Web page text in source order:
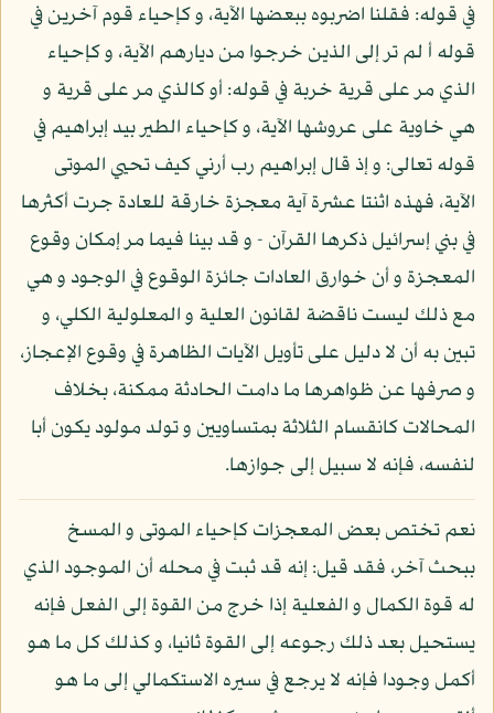
في قوله: فقلنا اضربوه ببعضها الآية، و كإحياء قوم آخرين في
قوله أ لم تر إلى الذين خرجوا من ديارهم الآية، و كإحياء
الذي مر على قرية خربة في قوله: أو كالذي مر على قرية و
هي خاوية على عروشها الآية، و كإحياء الطير بيد إبراهيم في
قوله تعالى: و إذ قال إبراهيم رب أرني كيف تحيي الموتى
الآية، فهذه اثنتا عشرة آية معجزة خارقة للعادة جرت أكثرها
في بني إسرائيل ذكرها القرآن - و قد بينا فيما مر إمكان وقوع
المعجزة و أن خوارق العادات جائزة الوقوع في الوجود و هي
مع ذلك ليست ناقضة لقانون العلية و المعلولية الكلي، و
تبين به أن لا دليل على تأويل الآيات الظاهرة في وقوع الإعجاز،
و صرفها عن ظواهرها ما دامت الحادثة ممكنة، بخلاف
المحالات كانقسام الثلاثة بمتساويين و تولد مولود يكون أبا
لنفسه، فإنه لا سبيل إلى جوازها.
نعم تختص بعض المعجزات كإحياء الموتى و المسخ
ببحث آخر، فقد قيل: إنه قد ثبت في محله أن الموجود الذي
له قوة الكمال و الفعلية إذا خرج من القوة إلى الفعل فإنه
يستحيل بعد ذلك رجوعه إلى القوة ثانيا، و كذلك كل ما هو
أكمل وجودا فإنه لا يرجع في سيره الاستكمالي إلى ما هو